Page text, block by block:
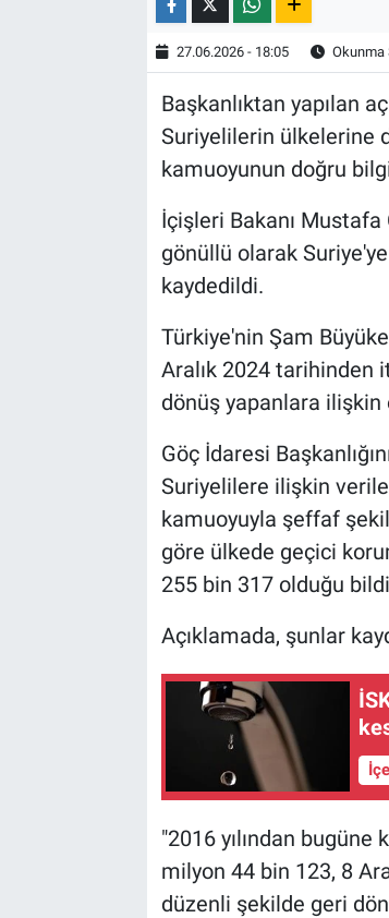
27.06.2026 - 18:05 Okunma
Başkanlıktan yapılan
Suriyelilerin ülkelerine
kamuoyunun doğru
İçişleri Bakanı Mustafa
gönüllü olarak
kaydedildi.
Türkiye'nin Şam
Aralık 2024 tarihinden
dönüş yapanlara ilişkin
Göç İdaresi
Suriyelilere ilişkin
kamuoyuyla şeffaf
göre ülkede geçici
255 bin 317 olduğu
Açıklamada, şunlar
"2016 yılından bugüne
milyon 44 bin 123, 8
düzenli şekilde geri